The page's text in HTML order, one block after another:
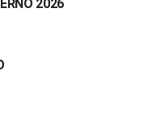
2026